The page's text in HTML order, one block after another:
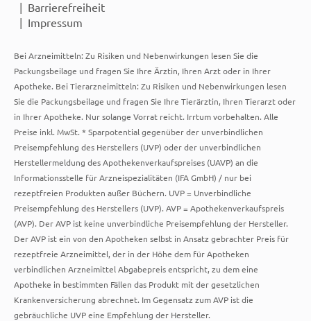
Barrierefreiheit
Impressum
Bei Arzneimitteln: Zu Risiken und Nebenwirkungen lesen Sie die
Packungsbeilage und fragen Sie Ihre Ärztin, Ihren Arzt oder in Ihrer
Apotheke. Bei Tierarzneimitteln: Zu Risiken und Nebenwirkungen lesen
Sie die Packungsbeilage und fragen Sie Ihre Tierärztin, Ihren Tierarzt oder
in Ihrer Apotheke. Nur solange Vorrat reicht. Irrtum vorbehalten. Alle
Preise inkl. MwSt. * Sparpotential gegenüber der unverbindlichen
Preisempfehlung des Herstellers (UVP) oder der unverbindlichen
Herstellermeldung des Apothekenverkaufspreises (UAVP) an die
Informationsstelle für Arzneispezialitäten (IFA GmbH) / nur bei
rezeptfreien Produkten außer Büchern. UVP = Unverbindliche
Preisempfehlung des Herstellers (UVP). AVP = Apothekenverkaufspreis
(AVP). Der AVP ist keine unverbindliche Preisempfehlung der Hersteller.
Der AVP ist ein von den Apotheken selbst in Ansatz gebrachter Preis für
rezeptfreie Arzneimittel, der in der Höhe dem für Apotheken
verbindlichen Arzneimittel Abgabepreis entspricht, zu dem eine
Apotheke in bestimmten Fällen das Produkt mit der gesetzlichen
Krankenversicherung abrechnet. Im Gegensatz zum AVP ist die
gebräuchliche UVP eine Empfehlung der Hersteller.